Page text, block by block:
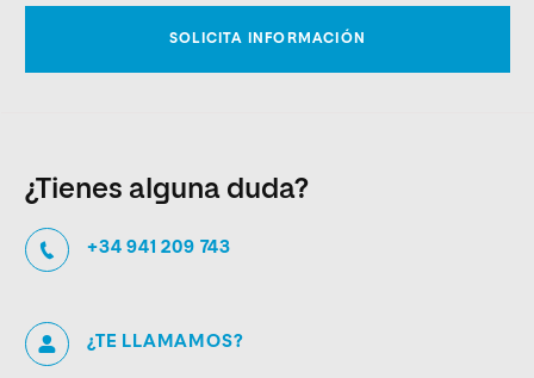
¿Tienes alguna duda?
+34 941 209 743
¿TE LLAMAMOS?